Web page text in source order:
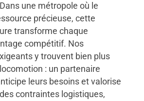
une métropole où le
précieuse, cette
transforme chaque
compétitif. Nos
y trouvent bien plus
: un partenaire
leurs besoins et valorise
contraintes logistiques,